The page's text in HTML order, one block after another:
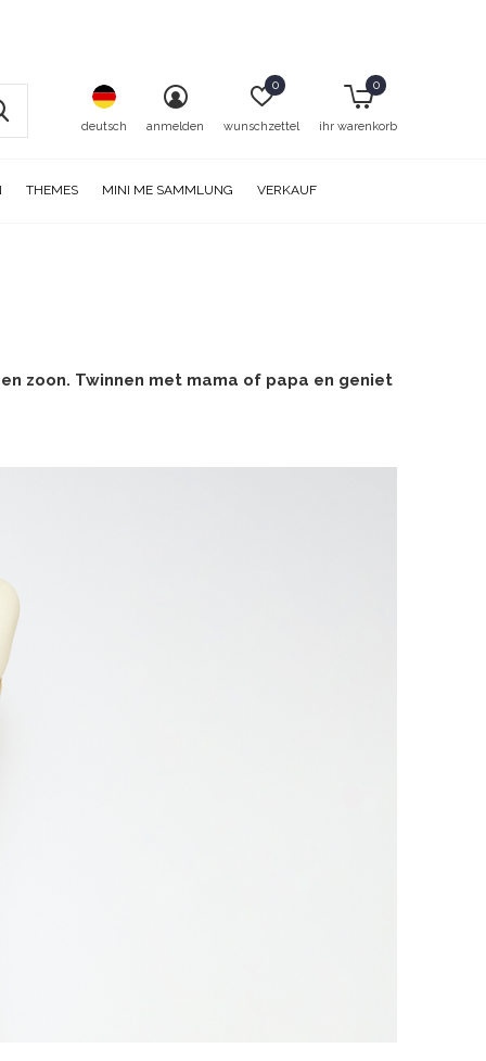
THEMES MINI ME SAMMLUNG VERKAUF
deutsch anmelden wunschzettel
0
ihr warenkorb
0
zoon. Twinnen met mama of papa en geniet